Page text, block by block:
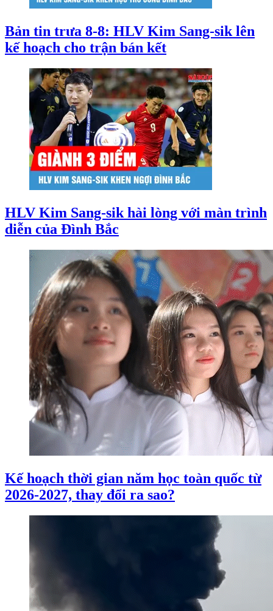
Bản tin trưa 8-8: HLV Kim Sang-sik lên
kế hoạch cho trận bán kết
HLV Kim Sang-sik hài lòng với màn trình
diễn của Đình Bắc
Kế hoạch thời gian năm học toàn quốc từ
2026-2027, thay đổi ra sao?